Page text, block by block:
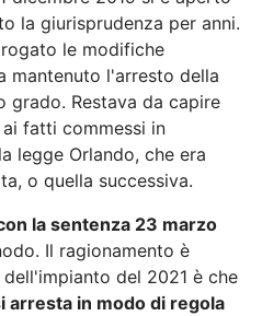
la giurisprudenza per anni.
le modifiche
mantenuto l'arresto della
grado. Restava da capire
fatti commessi in
legge Orlando, che era
o quella successiva.
la sentenza 23 marzo
Il ragionamento è
del 2021 è che
arresta in modo di regola